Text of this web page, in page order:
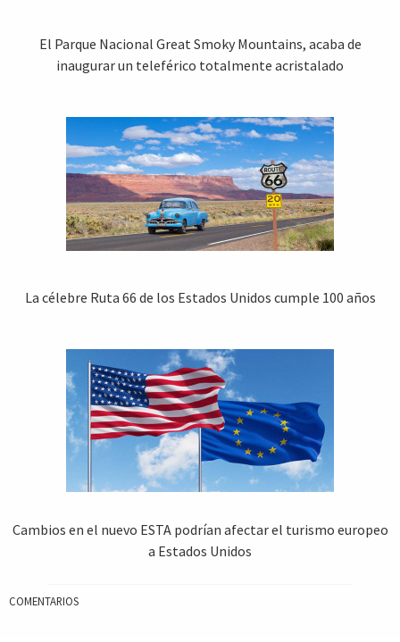
El Parque Nacional Great Smoky Mountains, acaba de
inaugurar un teleférico totalmente acristalado
La célebre Ruta 66 de los Estados Unidos cumple 100 años
Cambios en el nuevo ESTA podrían afectar el turismo europeo
a Estados Unidos
COMENTARIOS